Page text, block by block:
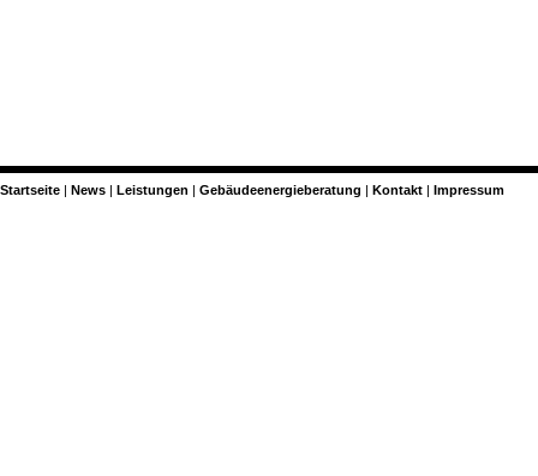
Startseite News Leistungen Gebäudeenergieberatung Kontakt Impressum